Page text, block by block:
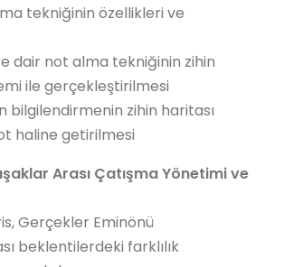
tekniğinin özellikleri ve
dair not alma tekniğinin zihin
ile gerçekleştirilmesi
bilgilendirmenin zihin haritası
haline getirilmesi
Arası Çatışma Yönetimi ve
Gerçekler Eminönü
beklentilerdeki farklılık